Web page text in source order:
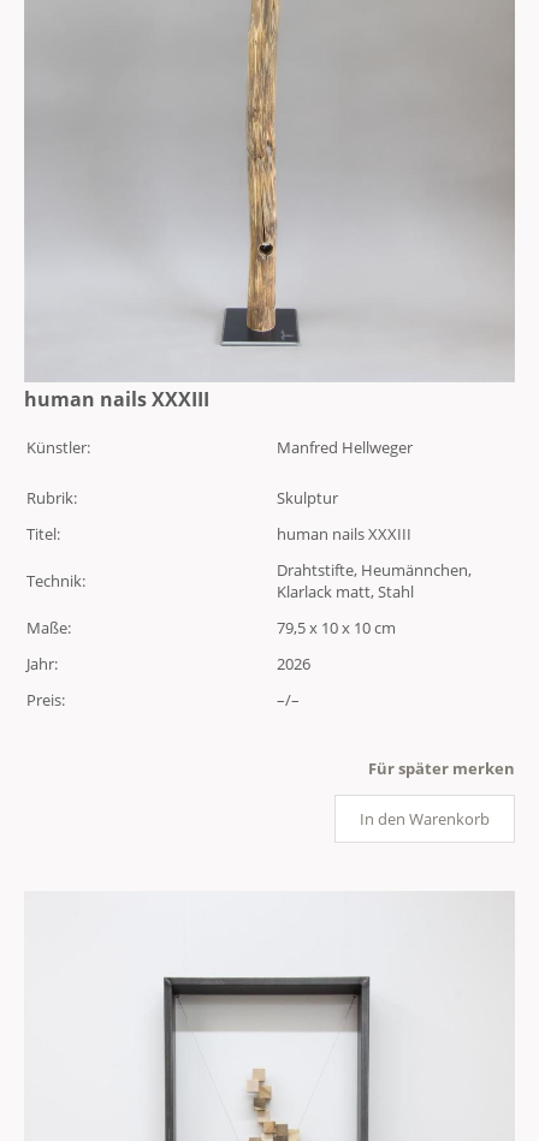
human nails XXXIII
Künstler: Manfred Hellweger
Rubrik:
Skulptur
Titel:
human nails XXXIII
Technik:
Drahtstifte, Heumännchen,
Klarlack matt, Stahl
Maße:
79,5 x 10 x 10 cm
Jahr:
2026
Preis:
–/–
Für später merken
In den Warenkorb